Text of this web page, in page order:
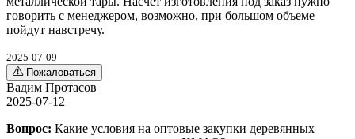
говорить с менеджером, возможно, при большом объеме
пойдут навстречу.
2025-07-09
Пожаловаться
Вадим Протасов
2025-07-12
Вопрос: Какие условия на оптовые закупки деревянных